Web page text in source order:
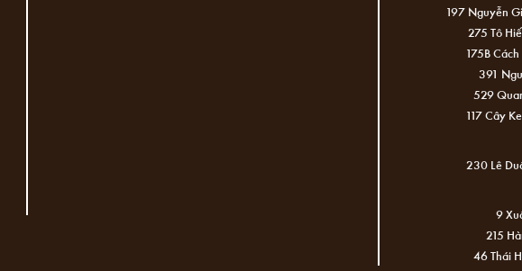
197 Nguyễn
275 Tô
175B
391
529
117 Cây
230 Lê
9
215
46 Thái